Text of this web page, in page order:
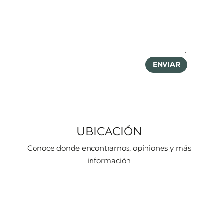
ENVIAR
UBICACIÓN
Conoce donde encontrarnos, opiniones y más
información